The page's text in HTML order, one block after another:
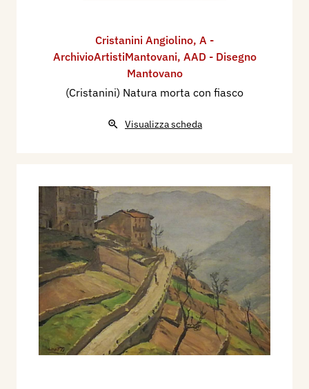
Cristanini Angiolino, A -
ArchivioArtistiMantovani, AAD - Disegno
Mantovano
(Cristanini) Natura morta con fiasco
Visualizza scheda